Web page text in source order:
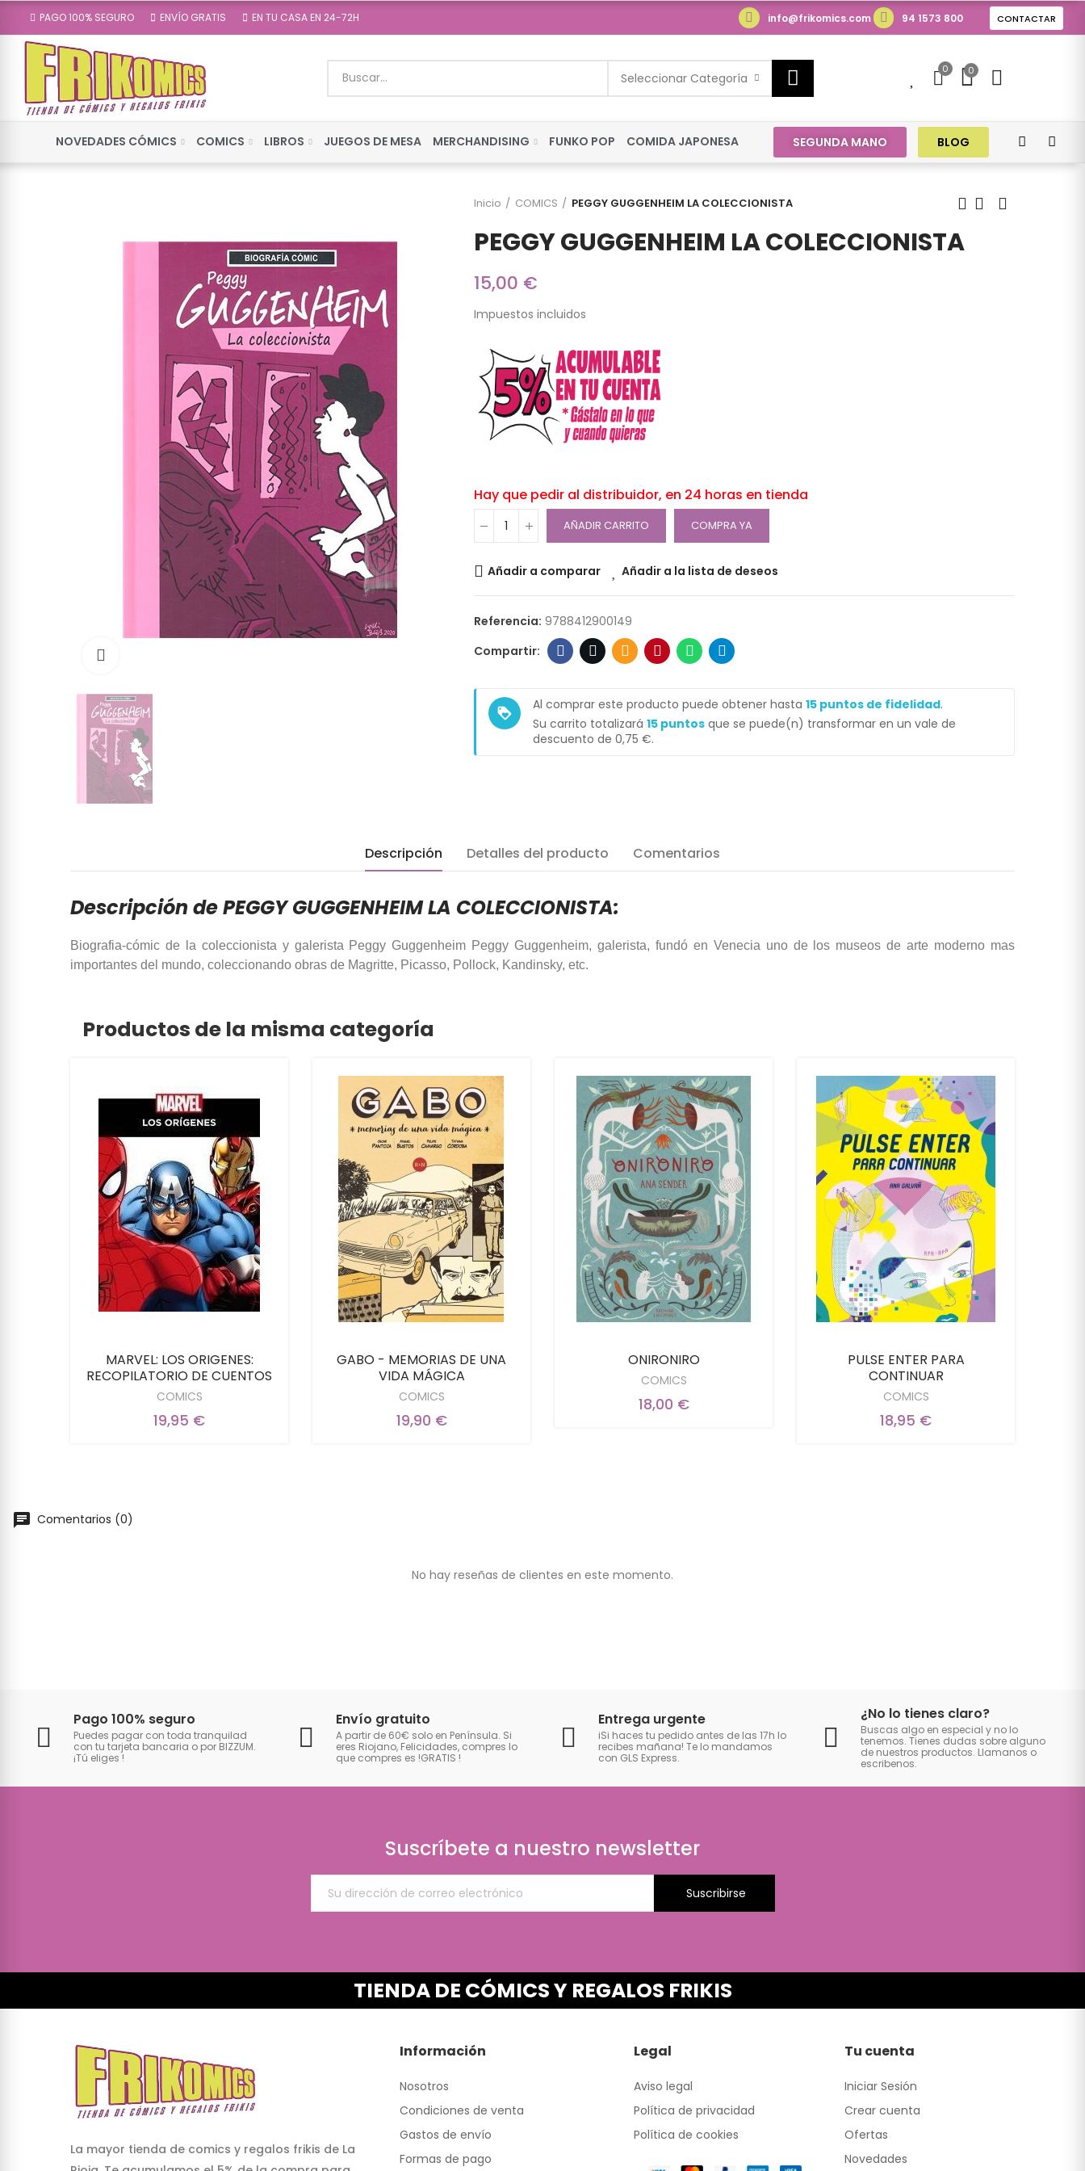
PAGO 100% SEGURO ENVÍO GRATIS EN TU CASA EN 24-72H info@frikomics.com 94 1573 800 CONTACTAR
Seleccionar Categoría
0 0
NOVEDADES CÓMICS COMICS LIBROS JUEGOS DE MESA MERCHANDISING FUNKO POP COMIDA JAPONESA SEGUNDA MANO BLOG
Inicio COMICS PEGGY GUGGENHEIM LA COLECCIONISTA
PEGGY GUGGENHEIM LA COLECCIONISTA
15,00 €
Impuestos incluidos
Hay que pedir al distribuidor, en 24 horas en tienda
AÑADIR CARRITO COMPRA YA
Añadir a comparar Añadir a la lista de deseos
Referencia: 9788412900149
loyalty
Al comprar este producto puede obtener hasta 15 puntos de fidelidad.
Su carrito totalizará 15 puntos que se puede(n) transformar en un vale de
descuento de 0,75 €.
Descripción Detalles del producto Comentarios
Descripción de PEGGY GUGGENHEIM LA COLECCIONISTA:
Biografia-cómic de la coleccionista y galerista Peggy Guggenheim Peggy Guggenheim, galerista, fundó en Venecia uno de los museos de arte moderno mas
importantes del mundo, coleccionando obras de Magritte, Picasso, Pollock, Kandinsky, etc.
Productos de la misma categoría
MARVEL: LOS ORIGENES:
RECOPILATORIO DE CUENTOS
COMICS
19,95 €
GABO - MEMORIAS DE UNA
VIDA MÁGICA
COMICS
19,90 €
ONIRONIRO
COMICS
18,00 €
PULSE ENTER PARA
CONTINUAR
COMICS
18,95 €
Comentarios (0)
No hay reseñas de clientes en este momento.
Pago 100% seguro
Puedes pagar con toda tranquilad
con tu tarjeta bancaria o por BIZZUM.
¡Tú eliges !
Envío gratuito
A partir de 60€ solo en Península. Si
eres Riojano, Felicidades, compres lo
que compres es !GRATIS !
Entrega urgente
iSi haces tu pedido antes de las 17h lo
recibes mañana! Te lo mandamos
con GLS Express.
¿No lo tienes claro?
Buscas algo en especial y no lo
tenemos. Tienes dudas sobre alguno
de nuestros productos. Llamanos o
escribenos.
Suscríbete a nuestro newsletter
Suscribirse
TIENDA DE CÓMICS Y REGALOS FRIKIS
La mayor tienda de comics y regalos frikis de La
Información
Nosotros
Condiciones de venta
Gastos de envío
Formas de pago
Legal
Aviso legal
Política de privacidad
Política de cookies
Tu cuenta
Iniciar Sesión
Crear cuenta
Ofertas
Novedades